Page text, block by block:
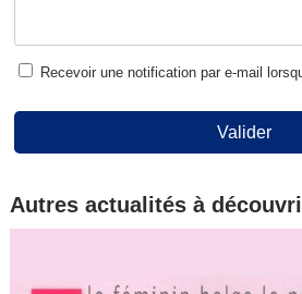
Recevoir une notification par e-mail
Valider
Autres actualités à